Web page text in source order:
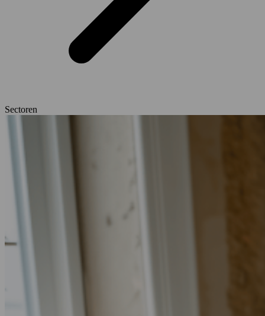
Sectoren